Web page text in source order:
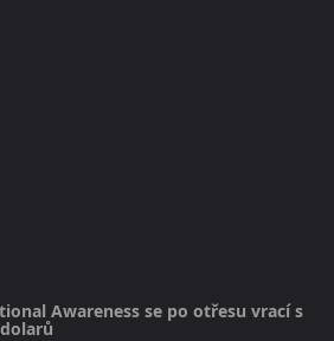
Awareness se po otřesu vrací s